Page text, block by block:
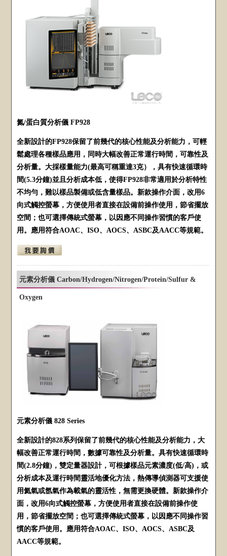
氮/蛋白質分析儀 FP928
全新設計的FP928保留了前幾代的核心性能及分析能力，可輕
鬆處理各種樣品應用，同時大幅改善正常運行時間，可靠性及
分析量。大採樣量能力(最高可稱重達3克），具有快速循環時
間(5.3分鐘)並且分析成本低，使得FP928非常適用於分析特性
不均勻，難以樣品製備或低含量樣品。新款操作介面，改用6
向式觸控螢幕，方便使用者直接在設備前操作使用，節省擺放
空間；也可選擇傳統式螢幕，以因應不同操作習慣的客戶使
用。應用符合AOAC、ISO、AOCS、ASBC及AACC等規範。
元素分析儀 Carbon/Hydrogen/Nitrogen/Protein/Sulfur &
Oxygen
元素分析儀 828 Series
全新設計的828系列保留了前幾代的核心性能及分析能力，大
幅改善正常運行時間，數據可靠性及分析量。具有快速循環時
間(2.8分鐘)，雙定量器設計，可根據樣品元素濃度(低/高)，或
分析成本及運行時間靈活地優化方法，熱傳導偵測器可支援使
用氦氣或氬氣作為載氣的靈活性，無需更換硬體。新款操作介
面，改用6向式觸控螢幕，方便使用者直接在設備前操作使
用，節省擺放空間；也可選擇傳統式螢幕，以因應不同操作習
慣的客戶使用。應用符合AOAC、ISO、AOCS、ASBC及
AACC等規範。